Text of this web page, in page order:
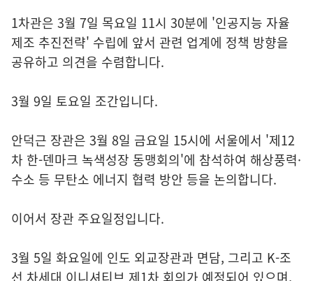
1차관은 3월 7일 목요일 11시 30분에 '인공지능 자율
제조 추진전략' 수립에 앞서 관련 업계에 정책 방향을
공유하고 의견을 수렴합니다.
3월 9일 토요일 조간입니다.
안덕근 장관은 3월 8일 금요일 15시에 서울에서 '제12
차 한-덴마크 녹색성장 동맹회의'에 참석하여 해상풍력·
수소 등 무탄소 에너지 협력 방안 등을 논의합니다.
이어서 장관 주요일정입니다.
3월 5일 화요일에 인도 외교장관과 면담, 그리고 K-조
선 차세대 이니셔티브 제1차 회의가 예정되어 있으며,